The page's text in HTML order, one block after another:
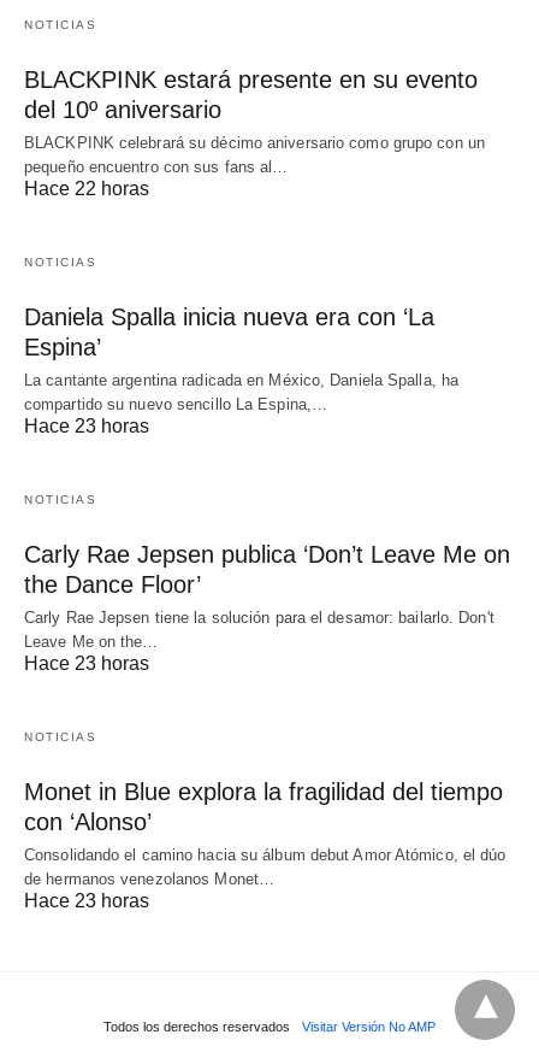
NOTICIAS
BLACKPINK estará presente en su evento
del 10º aniversario
BLACKPINK celebrará su décimo aniversario como grupo con un
pequeño encuentro con sus fans al…
Hace 22 horas
NOTICIAS
Daniela Spalla inicia nueva era con ‘La
Espina’
La cantante argentina radicada en México, Daniela Spalla, ha
compartido su nuevo sencillo La Espina,…
Hace 23 horas
NOTICIAS
Carly Rae Jepsen publica ‘Don’t Leave Me on
the Dance Floor’
Carly Rae Jepsen tiene la solución para el desamor: bailarlo. Don't
Leave Me on the…
Hace 23 horas
NOTICIAS
Monet in Blue explora la fragilidad del tiempo
con ‘Alonso’
Consolidando el camino hacia su álbum debut Amor Atómico, el dúo
de hermanos venezolanos Monet…
Hace 23 horas
Todos los derechos reservados Visitar Versión No AMP